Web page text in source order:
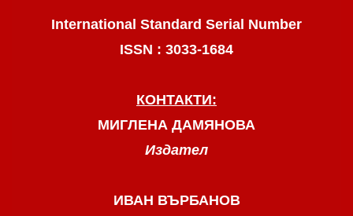
International Standard Serial Number
ISSN : 3033-1684
КОНТАКТИ:
МИГЛЕНА ДАМЯНОВА
Издател
ИВАН ВЪРБАНОВ